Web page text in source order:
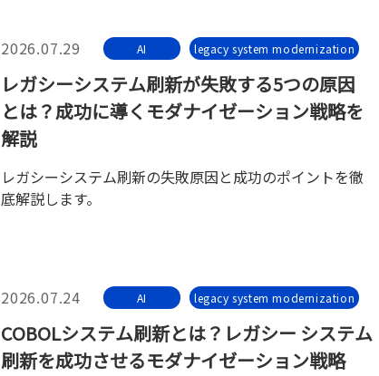
2026.07.29 AI legacy system modernization
レガシーシステム刷新が失敗する5つの原因
とは？成功に導くモダナイゼーション戦略を
解説
レガシーシステム刷新の失敗原因と成功のポイントを徹
底解説します。
2026.07.24 AI legacy system modernization
COBOLシステム刷新とは？レガシー システム
刷新を成功させるモダナイゼーション戦略